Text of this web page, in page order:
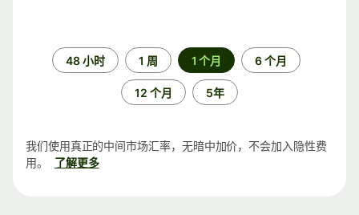
48 小时 1 周 1 个月 6 个月
12 个月 5年
我们使用真正的中间市场汇率，无暗中加价，不会加入隐性费
用。
了解更多